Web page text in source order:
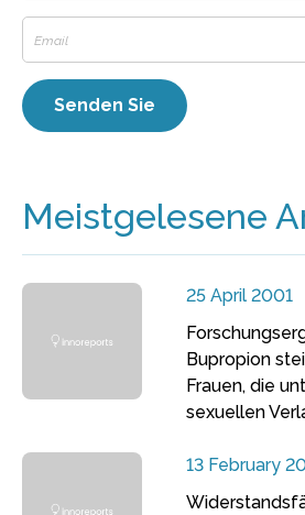
Meistgelesene
25 April 2001
Bupropion
Frauen, die
sexuellen
13 February